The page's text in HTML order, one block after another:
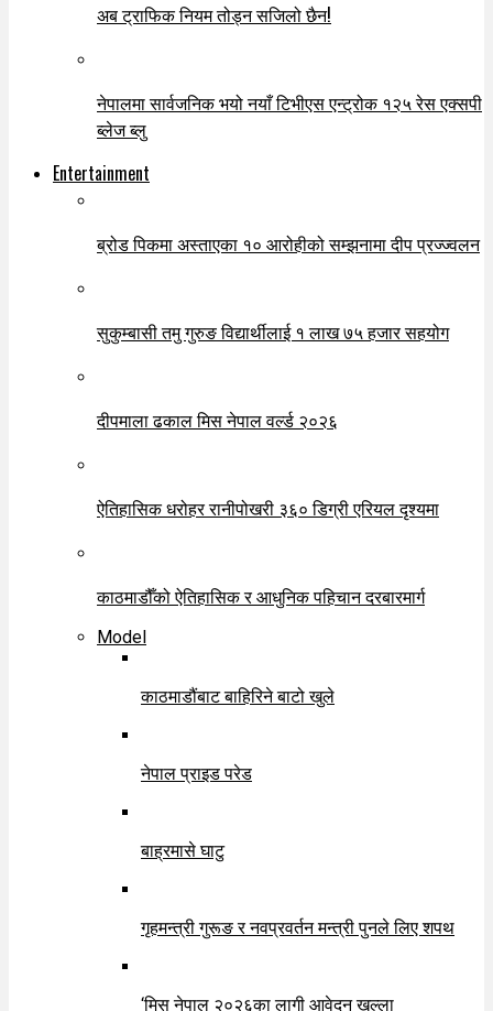
अब ट्राफिक नियम तोड्न सजिलो छैन!
नेपालमा सार्वजनिक भयो नयाँ टिभीएस एन्ट्रोक १२५ रेस एक्सपी
ब्लेज ब्लु
Entertainment
ब्रोड पिकमा अस्ताएका १० आरोहीको सम्झनामा दीप प्रज्ज्वलन
सुकुम्बासी तमु गुरुङ विद्यार्थीलाई १ लाख ७५ हजार सहयोग
दीपमाला ढकाल मिस नेपाल वर्ल्ड २०२६
ऐतिहासिक धरोहर रानीपोखरी ३६० डिग्री एरियल दृश्यमा
काठमाडौँको ऐतिहासिक र आधुनिक पहिचान दरबारमार्ग
Model
काठमाडौंबाट बाहिरिने बाटो खुले
नेपाल प्राइड परेड
बाह्रमासे घाटु
गृहमन्त्री गुरूङ र नवप्रवर्तन मन्त्री पुनले लिए शपथ
‘मिस नेपाल २०२६का लागी आवेदन खुल्ला